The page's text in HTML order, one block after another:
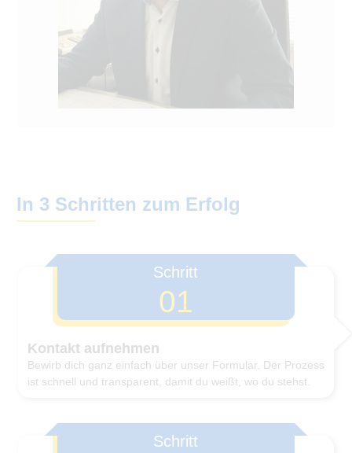
In 3 Schritten zum Erfolg
Schritt
01
Kontakt aufnehmen
Bewirb dich ganz einfach über unser Formular. Der Prozess
ist schnell und transparent, damit du weißt, wo du stehst.
Schritt